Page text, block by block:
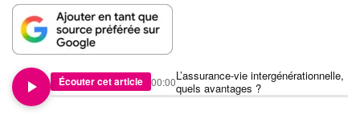
Écouter cet article
L’assurance-vie intergénérationnelle,
quels avantages ?
00:00